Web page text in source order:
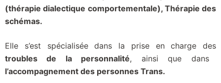
(thérapie dialectique comportementale), Thérapie des
schémas.
Elle s’est spécialisée dans la prise en charge des
troubles de la personnalité, ainsi que dans
l’accompagnement des personnes Trans.